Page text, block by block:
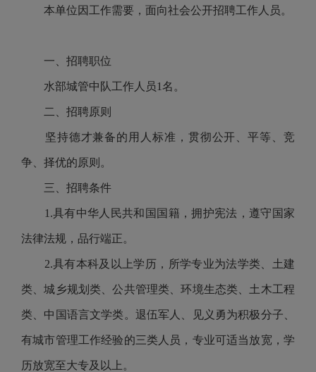
本单位因工作需要，面向社会公开招聘工作人员。
一、招聘职位
水部城管中队工作人员1名。
二、招聘原则
坚持德才兼备的用人标准，贯彻公开、平等、竞
争、择优的原则。
三、招聘条件
1.具有中华人民共和国国籍，拥护宪法，遵守国家
法律法规，品行端正。
2.具有本科及以上学历，所学专业为法学类、土建
类、城乡规划类、公共管理类、环境生态类、土木工程
类、中国语言文学类。退伍军人、见义勇为积极分子、
有城市管理工作经验的三类人员，专业可适当放宽，学
历放宽至大专及以上。